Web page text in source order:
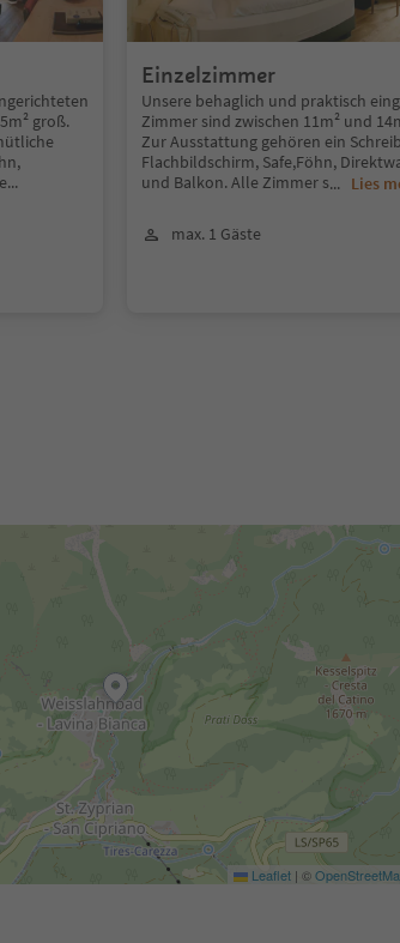
groß.
...
Einzelzimmer
Unsere behaglich und praktisch
Zimmer sind zwischen 11m² und
Zur Ausstattung gehören ein
Flachbildschirm, Safe,Föhn,
und Balkon. Alle Zimmer s... Lies
max. 1 Gäste
Leaflet | ©